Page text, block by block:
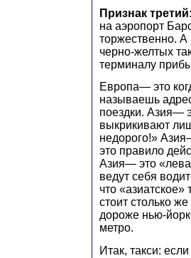
Признак
на аэропорт
торжественно. А
черно-желтых
терминалу
Европа— это
называешь
поездки. Азия—
выкрикивают
недорого!»
это правило
Азия— это
ведут себя
что
стоит столько
дороже нью-
метро.
Итак, такси: